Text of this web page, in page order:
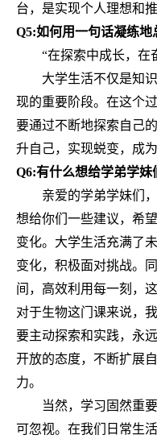
台，是实现个人理想和
Q5:如何用一句话凝练地
“在探索中成长，在
大学生活不仅是知
现的重要阶段。在这个
要通过不断地探索自己
升自己，实现蜕变，成
Q6:有什么想给学弟学妹
亲爱的学弟学妹们
想给你们一些建议，希
变化。大学生活充满了
变化，积极面对挑战。
间，高效利用每一刻，
对于生物这门课来说，
要主动探索和实践，永
开放的态度，不断扩展
力。
当然，学习固然重
可忽视。在我们日常生